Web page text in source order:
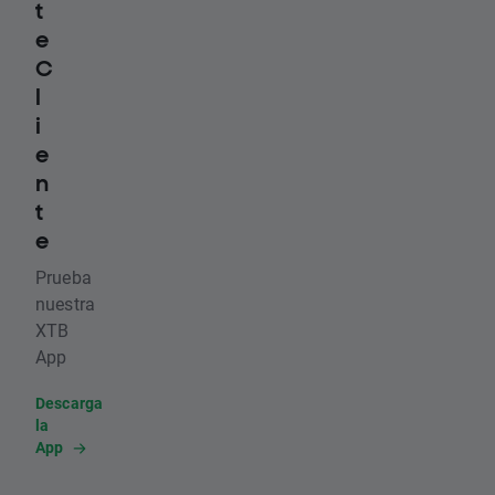
t
e
C
l
i
e
n
t
e
Prueba
nuestra
XTB
App
Descarga
la
App